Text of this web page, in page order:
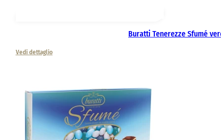
Buratti Tenerezze Sfumé
Vedi dettaglio